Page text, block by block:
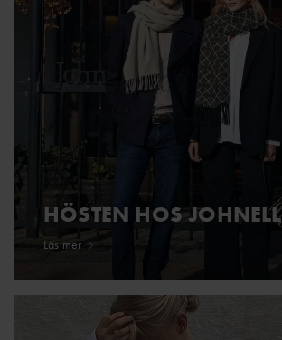
HÖSTEN HOS
Läs mer